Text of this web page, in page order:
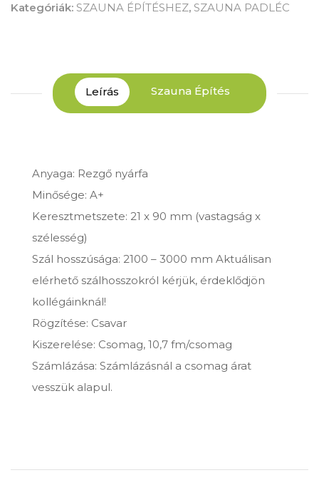
Kategóriák: SZAUNA ÉPÍTÉSHEZ, SZAUNA PADLÉC
Leírás Szauna Építés
Anyaga: Rezgő nyárfa
Minősége: A+
Keresztmetszete: 21 x 90 mm (vastagság x
szélesség)
Szál hosszúsága: 2100 – 3000 mm Aktuálisan
elérhető szálhosszokról kérjük, érdeklődjön
kollégáinknál!
Rögzítése: Csavar
Kiszerelése: Csomag, 10,7 fm/csomag
Számlázása: Számlázásnál a csomag árat
vesszük alapul.